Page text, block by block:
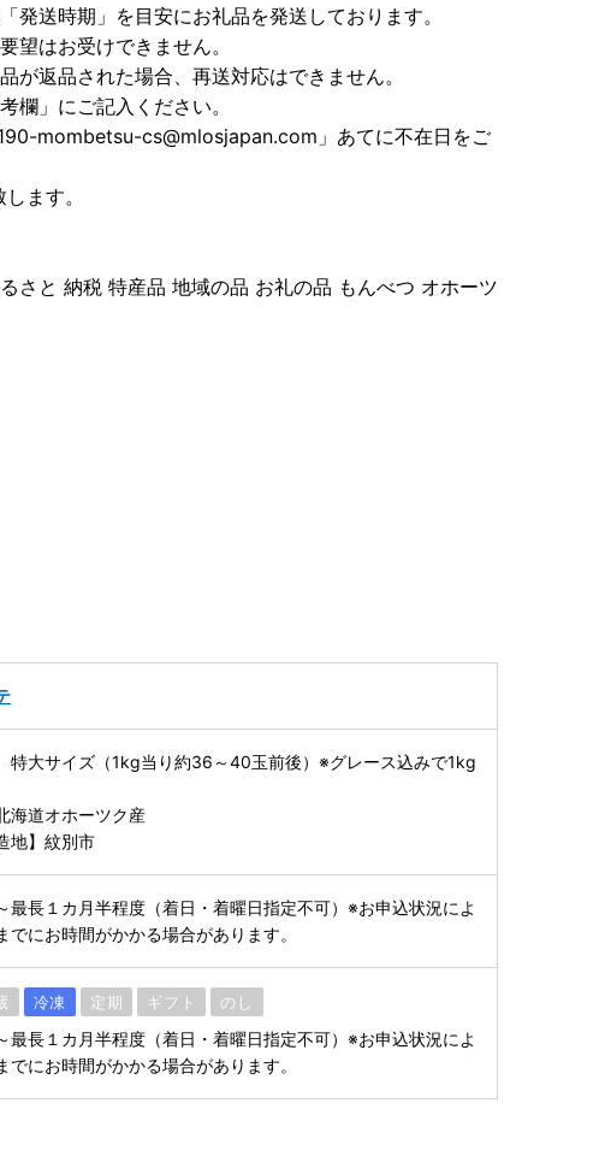
発送時期」を目安にお礼品を発送しております。
望はお受けできません。
が返品された場合、再送対応はできません。
欄」にご記入ください。
mombetsu-cs@mlosjapan.com」あてに不在日をご
ます。
さと 納税 特産品 地域の品 お礼の品 もんべつ オホーツ
大サイズ（1kg当り約36～40玉前後）※グレース込みで1kg
海道オホーツク産
地】紋別市
最長１カ月半程度（着日・着曜日指定不可）※お申込状況によ
でにお時間がかかる場合があります。
冷凍 定期 ギフト のし
最長１カ月半程度（着日・着曜日指定不可）※お申込状況によ
でにお時間がかかる場合があります。